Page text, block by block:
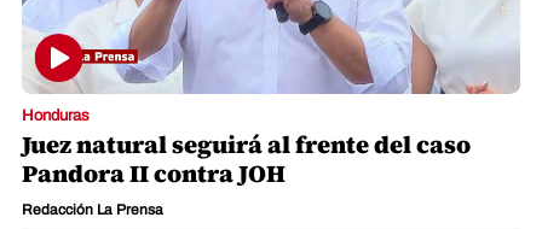
Honduras
Juez natural seguirá al frente del caso
Pandora II contra JOH
Redacción La Prensa